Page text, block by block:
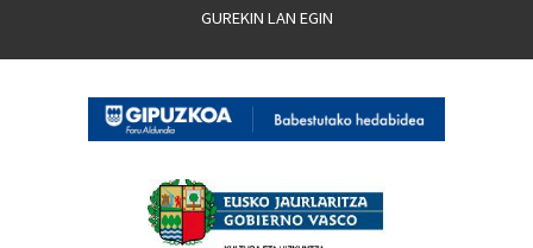
GUREKIN LAN EGIN